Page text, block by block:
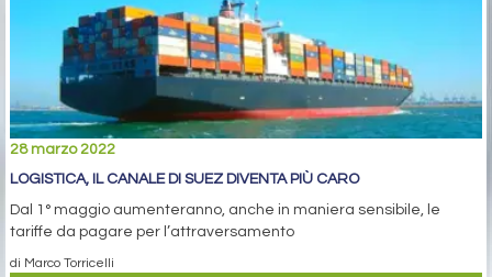
28 marzo 2022
LOGISTICA, IL CANALE DI SUEZ DIVENTA PIÙ CARO
Dal 1° maggio aumenteranno, anche in maniera sensibile, le
tariffe da pagare per l’attraversamento
di Marco Torricelli